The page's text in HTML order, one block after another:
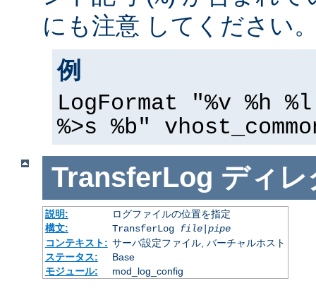
にも注意 してください
例
LogFormat "%v %h
%>s %b"
TransferLog ディレ
説明:
ログファイルの位置を指定
構文:
TransferLog file| pipe
コンテキスト: サーバ設定ファイル, バーチャルホスト
ステータス:
Base
モジュール:
mod_log_config